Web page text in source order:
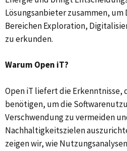
Lösungsanbieter zusammen,
Bereichen Exploration,
zu erkunden.
Warum Open iT?
Open iT liefert die Erkenntnisse,
benötigen, um die
Verschwendung zu vermeiden
Nachhaltigkeitszielen
zeigen wir, wie